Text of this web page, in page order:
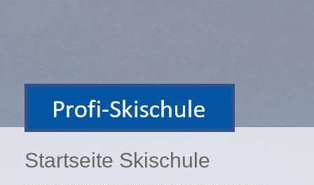
Startseite Skischule